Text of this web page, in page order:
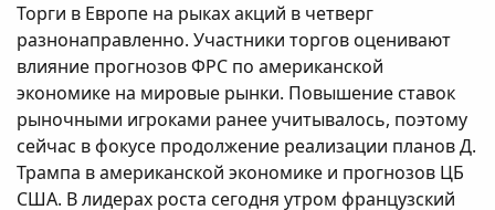
Торги в Европе на рыках акций в четверг
разнонаправленно. Участники торгов оценивают
влияние прогнозов ФРС по американской
экономике на мировые рынки. Повышение ставок
рыночными игроками ранее учитывалось, поэтому
сейчас в фокусе продолжение реализации планов Д.
Трампа в американской экономике и прогнозов ЦБ
США. В лидерах роста сегодня утром французский